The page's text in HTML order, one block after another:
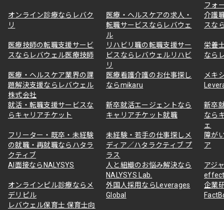
フォ
オンライン診療ならレバク
リ
医療・ヘルスケアの求人・
転職サービスならレバウェ
ル
介護
スな
医療技師の転職支援サービ
スならレバウェル医療技師
リハビリ職の転職支援サー
ビスならレバウェルリハビ
リ
栄養
なら
医療・ヘルスケア業界の課
題解決支援ならレバウェル
株式会社
医療看護介護のお仕事探し
ならmikaru
メキ
就活・転職支援サービスな
らキャリアチケット
新卒就活エージェントなら
キャリアチケット就職
新卒
なら
ェ
フリーター・既卒・未経験
の就職・再就職ならハタラ
クティブ
未経験・若手の仕事探しメ
ディア／ハタラクティブ プ
ラス
障が
ア
AI面接ならNALYSYS
人と組織のお悩み解決なら
NALYSYS Lab.
アジ
オンラインピル診療ならメ
デリピル
外国人採用ならLeverages
Global
企業
レバウェル保育士 保育士向